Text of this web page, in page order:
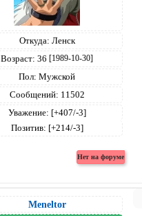
Откуда: Ленск
Возраст: 36 [1989-10-30]
Пол: Мужской
Сообщений: 11502
Уважение: [+407/-3]
Позитив: [+214/-3]
Meneltоr